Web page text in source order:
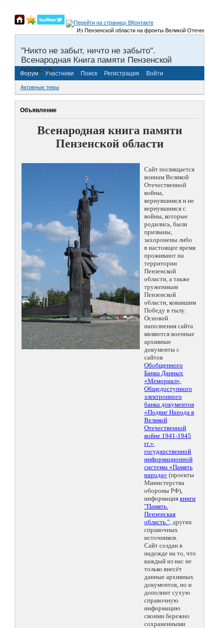
Из Пензенской области на фронты Великой
"Никто не забыт, ничто не забыто".
Всенародная Книга памяти Пензенской
области.
Форум Участники Поиск Регистрация Войти
Активные темы
Объявление
Всенародная книга памяти
Пензенской области
Сайт посвящается
воинам Великой
Отечественной
войны,
вернувшимся и не
вернувшимся с
войны, которые
родились, были
призваны,
захоронены либо
в настоящее время
проживают на
территории
Пензенской
области, а также
труженикам
Пензенской
области, ковавшим
Победу в тылу.
Основой
наполнения сайта
являются военные
архивные
документы с
сайтов
Обобщенного
Банка Данных
«Мемориал»,
Общедоступного
электронного
банка документов
«Подвиг Народа в
Великой
Отечественной
войне 1941-1945
гг.»,
государственной
информационной
системы «Память
народа» (проекты
Министерства
обороны РФ),
информация книги
"Память.
Пензенская
область.", других
справочных
источников.
Сайт создан в
надежде на то, что
каждый из нас не
только внесёт
данные архивных
документов, но и
дополнит сухую
справочную
информацию
своими бережно
сохраненными